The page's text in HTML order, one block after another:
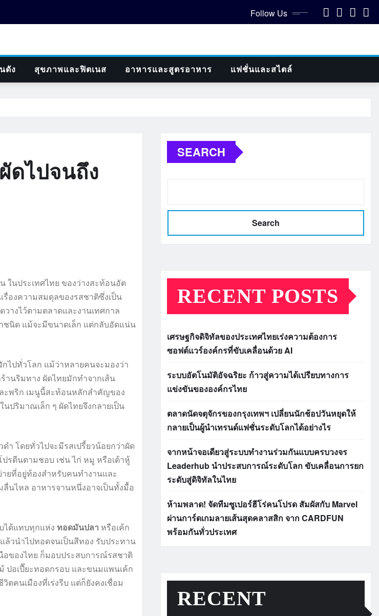
Follow Us
ดัง สุขภาพและฟิตเนส อาหารและสูตรอาหาร แฟชั่นและสไตล์
ดไปจนถึง
ในประเทศไทย ของว่างสะท้อนอัต
องความสมดุลของรสชาติซึ่งเป็น
างไว้ตามตลาดและงานเทศกาล
ชนิด แม้จะมีขนาดเล็ก แต่กลับอัดแน่น
กไปทั่วโลก แม้ว่าหลายคนจะมองว่า
านริมทาง ผัดไทยมักทำจากเส้น
ะพริก เมนูนี้สะท้อนหลักสำคัญของ
นปริมาณเล็ก ๆ ผัดไทยจึงกลายเป็น
ำ โดยทั่วไปจะมีรสเปรี้ยวน้อยกว่าผัด
รตีนตามชอบ เช่น ไก่ หมู หรือเต้าหู้
ยที่อยู่ท้องสำหรับคนทำงานและ
นไหล อาหารจานหนึ่งอาจเป็นทั้งมื้อ
ได้แทบทุกแห่ง ทอดมันปลา หรือเค้ก
ล้วนำไปทอดจนเป็นสีทอง รับประทาน
อของไทย ก็มอบประสบการณ์รสชาติ
ปอเปี๊ยะทอดกรอบ และขนมแพนเค้ก
ตคนเมืองที่เร่งรีบ แต่ก็ยังคงเชื่อม
SEARCH
Search
RECENT POSTS
เศรษฐกิจดิจิทัลของประเทศไทยเร่งความต้องการ
ซอฟต์แวร์องค์กรที่ขับเคลื่อนด้วย AI
ระบบอัตโนมัติอัจฉริยะ ก้าวสู่ความได้เปรียบทางการ
แข่งขันขององค์กรไทย
ตลาดนัดจตุจักรของกรุงเทพฯ เปลี่ยนนักช้อปวันหยุดให้
กลายเป็นผู้นำเทรนด์แฟชั่นระดับโลกได้อย่างไร
จากหน้าจอเดียวสู่ระบบทำงานร่วมกันแบบครบวงจร
Leaderhub นำประสบการณ์ระดับโลก ขับเคลื่อนการยก
ระดับสู่ดิจิทัลในไทย
ห้ามพลาด! จัดทีมซูเปอร์ฮีโร่คนโปรด สัมผัสกับ Marvel
ผ่านการ์ดเกมลายเส้นสุดคลาสสิก จาก CARDFUN
พร้อมกันทั่วประเทศ
RECENT